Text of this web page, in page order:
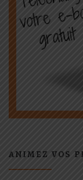
ANIMEZ VOS